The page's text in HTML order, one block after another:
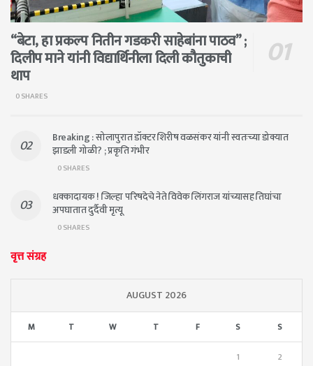
“बेटा, हा प्रकल्प नितीन गडकरी साहेबांना पाठव” ;
दिलीप माने यांनी विद्यार्थिनीला दिली कौतुकाची
थाप
0 SHARES
Breaking : सोलापुरात डॉक्टर शिरीष वळसंकर यांनी स्वतःच्या डोक्यात
झाडली गोळी? ; प्रकृति गंभीर
0 SHARES
धक्कादायक ! जिल्हा परिषदेचे नेते विवेक लिंगराज यांच्यासह तिघांचा
अपघातात दुर्दैवी मृत्यू
0 SHARES
वृत्त संग्रह
AUGUST 2026
M T W T F S S
1
2